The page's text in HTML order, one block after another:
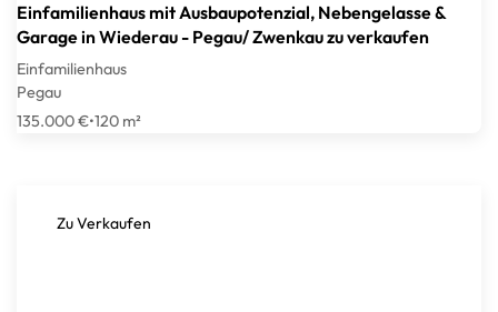
Einfamilienhaus mit Ausbaupotenzial, Nebengelasse &
Garage in Wiederau - Pegau/ Zwenkau zu verkaufen
Einfamilienhaus
Pegau
135.000 €•120 m²
Zu Verkaufen